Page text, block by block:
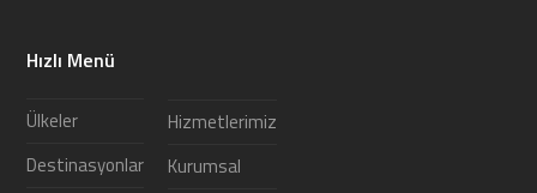
Hızlı Menü
Ülkeler
Destinasyonlar
Hizmetlerimiz
Kurumsal